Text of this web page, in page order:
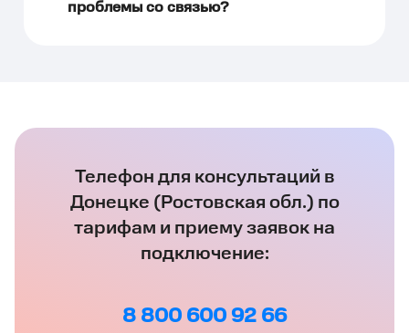
проблемы со связью?
Телефон для консультаций в
Донецке (Ростовская обл.) по
тарифам и приему заявок на
подключение:
8 800 600 92 66